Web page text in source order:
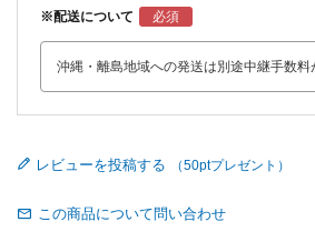
※配送について
レビューを投稿する
この商品について問い合わせ